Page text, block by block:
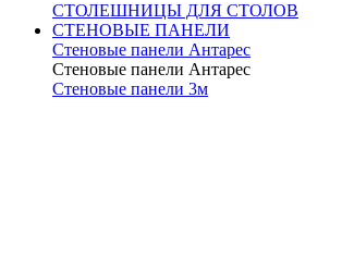
СТОЛЕШНИЦЫ ДЛЯ СТОЛОВ
СТЕНОВЫЕ ПАНЕЛИ
Стеновые панели Антарес
Стеновые панели Антарес
Стеновые панели 3м